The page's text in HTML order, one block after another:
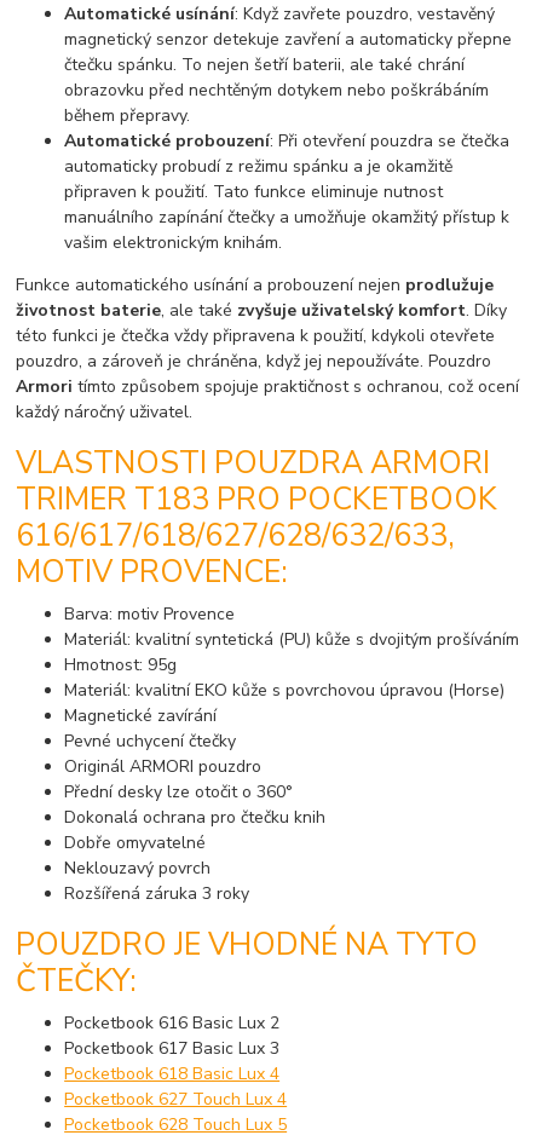
Automatické usínání: Když zavřete pouzdro, vestavěný
magnetický senzor detekuje zavření a automaticky přepne
čtečku spánku. To nejen šetří baterii, ale také chrání
obrazovku před nechtěným dotykem nebo poškrábáním
během přepravy.
Automatické probouzení: Při otevření pouzdra se čtečka
automaticky probudí z režimu spánku a je okamžitě
připraven k použití. Tato funkce eliminuje nutnost
manuálního zapínání čtečky a umožňuje okamžitý přístup k
vašim elektronickým knihám.
Funkce automatického usínání a probouzení nejen prodlužuje
životnost baterie, ale také zvyšuje uživatelský komfort. Díky
této funkci je čtečka vždy připravena k použití, kdykoli otevřete
pouzdro, a zároveň je chráněna, když jej nepoužíváte. Pouzdro
Armoritímto způsobem spojuje praktičnost s ochranou, což ocení
každý náročný uživatel.
VLASTNOSTI POUZDRA ARMORI
TRIMER T183 PRO POCKETBOOK
616/617/618/627/628/632/633,
MOTIV PROVENCE:
Barva: motiv Provence
Materiál: kvalitní syntetická (PU) kůže s dvojitým prošíváním
Hmotnost: 95g
Materiál: kvalitní EKO kůže s povrchovou úpravou (Horse)
Magnetické zavírání
Pevné uchycení čtečky
Originál ARMORI pouzdro
Přední desky lze otočit o 360°
Dokonalá ochrana pro čtečku knih
Dobře omyvatelné
Neklouzavý povrch
Rozšířená záruka 3 roky
POUZDRO JE VHODNÉ NA TYTO
ČTEČKY:
Pocketbook 616 Basic Lux 2
Pocketbook 617 Basic Lux 3
Pocketbook 618 Basic Lux 4
Pocketbook 627 Touch Lux 4
Pocketbook 628 Touch Lux 5